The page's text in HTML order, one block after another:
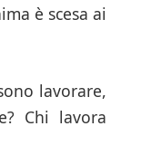
è scesa ai
lavorare,
Chi lavora